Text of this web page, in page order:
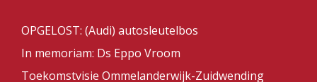
OPGELOST: (Audi) autosleutelbos
In memoriam: Ds Eppo Vroom
Toekomstvisie Ommelanderwijk-Zuidwending